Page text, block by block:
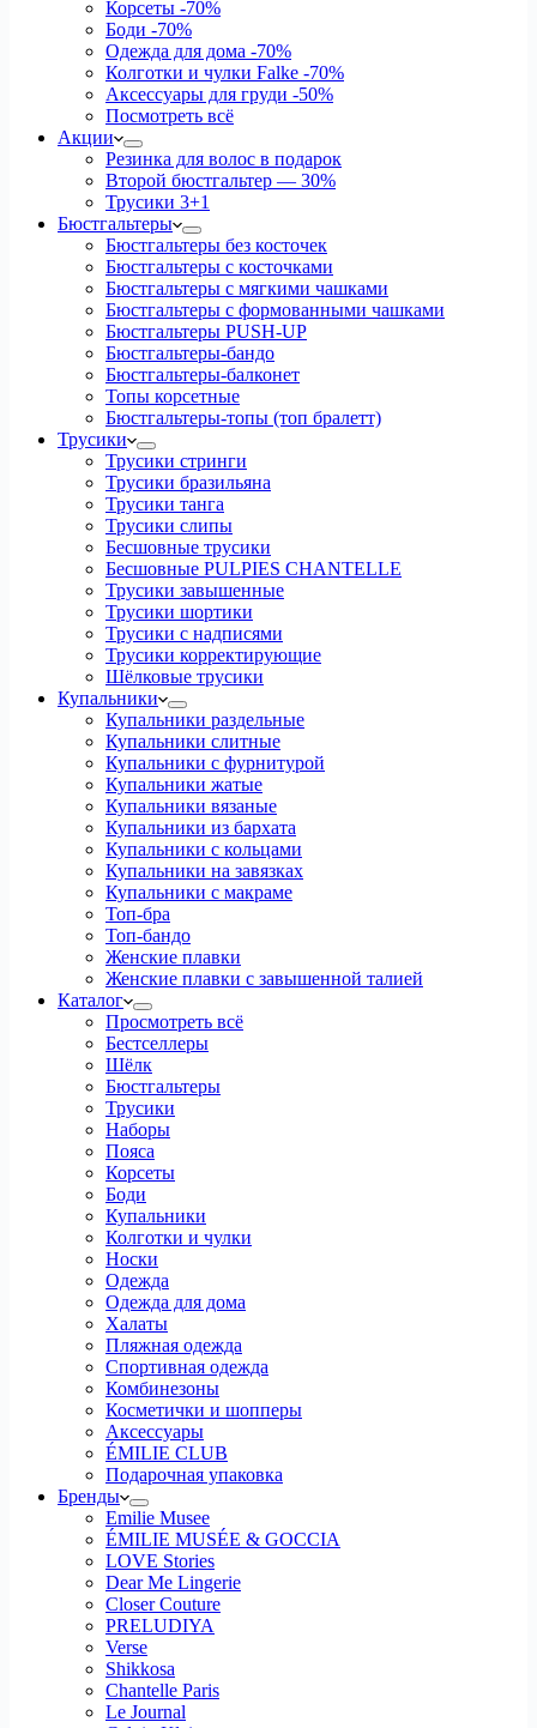
Корсеты -70%
Боди -70%
Одежда для дома -70%
Колготки и чулки Falke -70%
Аксессуары для груди -50%
Посмотреть всё
Акции
Резинка для волос в подарок
Второй бюстгальтер — 30%
Трусики 3+1
Бюстгальтеры
Бюстгальтеры без косточек
Бюстгальтеры с косточками
Бюстгальтеры с мягкими чашками
Бюстгальтеры с формованными чашками
Бюстгальтеры PUSH-UP
Бюстгальтеры-бандо
Бюстгальтеры-балконет
Топы корсетные
Бюстгальтеры-топы (топ бралетт)
Трусики
Трусики стринги
Трусики бразильяна
Трусики танга
Трусики слипы
Бесшовные трусики
Бесшовные PULPIES CHANTELLE
Трусики завышенные
Трусики шортики
Трусики с надписями
Трусики корректирующие
Шёлковые трусики
Купальники
Купальники раздельные
Купальники слитные
Купальники с фурнитурой
Купальники жатые
Купальники вязаные
Купальники из бархата
Купальники с кольцами
Купальники на завязках
Купальники с макраме
Топ-бра
Топ-бандо
Женские плавки
Женские плавки с завышенной талией
Каталог
Просмотреть всё
Бестселлеры
Шёлк
Бюстгальтеры
Трусики
Наборы
Пояса
Корсеты
Боди
Купальники
Колготки и чулки
Носки
Одежда
Одежда для дома
Халаты
Пляжная одежда
Спортивная одежда
Комбинезоны
Косметички и шопперы
Аксессуары
ÉMILIE CLUB
Подарочная упаковка
Бренды
Emilie Musee
ÉMILIE MUSÉE & GOCCIA
LOVE Stories
Dear Me Lingerie
Closer Couture
PRELUDIYA
Verse
Shikkosa
Chantelle Paris
Le Journal